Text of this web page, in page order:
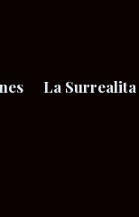
La Surrealita